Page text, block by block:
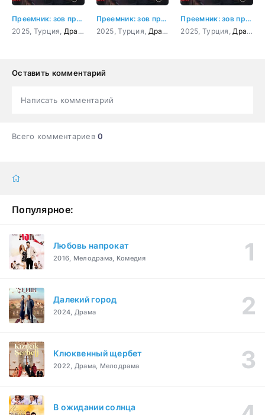
Преемник: зов предков 3 серия
2025, Турция, Драма Мелодрама
Преемник: зов предков 4 серия
2025, Турция, Драма Мелодрама
Преемник: зов предков 5 серия
2025, Турция, Драма
Оставить комментарий
Написать комментарий
Всего комментариев0
Популярное:
Любовь напрокат
2016, Мелодрама, Комедия
Далекий город
2024, Драма
Клюквенный щербет
2022, Драма, Мелодрама
В ожидании солнца